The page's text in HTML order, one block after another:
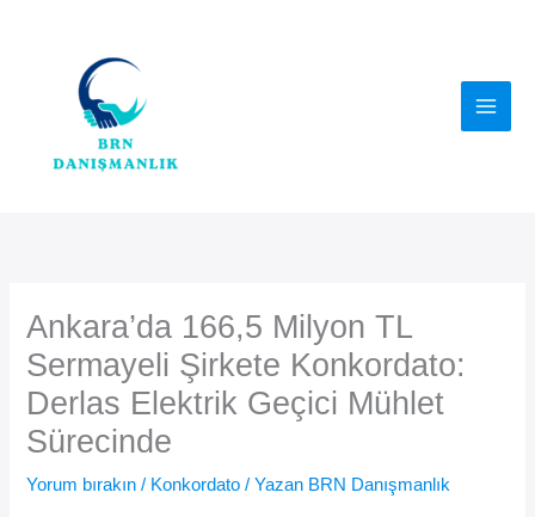
Ankara’da 166,5 Milyon TL
Sermayeli Şirkete Konkordato:
Derlas Elektrik Geçici Mühlet
Sürecinde
Yorum bırakın / Konkordato / Yazan BRN Danışmanlık